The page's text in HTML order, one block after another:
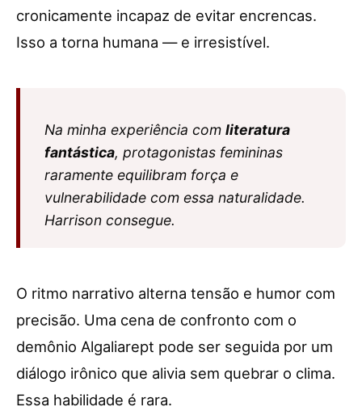
cronicamente incapaz de evitar encrencas.
Isso a torna humana — e irresistível.
Na minha experiência com literatura
fantástica, protagonistas femininas
raramente equilibram força e
vulnerabilidade com essa naturalidade.
Harrison consegue.
O ritmo narrativo alterna tensão e humor com
precisão. Uma cena de confronto com o
demônio Algaliarept pode ser seguida por um
diálogo irônico que alivia sem quebrar o clima.
Essa habilidade é rara.